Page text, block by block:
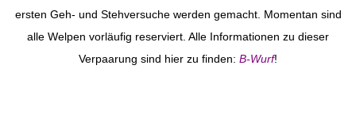
ersten Geh- und Stehversuche werden gemacht. Momentan sind
alle Welpen vorläufig reserviert. Alle Informationen zu dieser
Verpaarung sind hier zu finden: B-Wurf!